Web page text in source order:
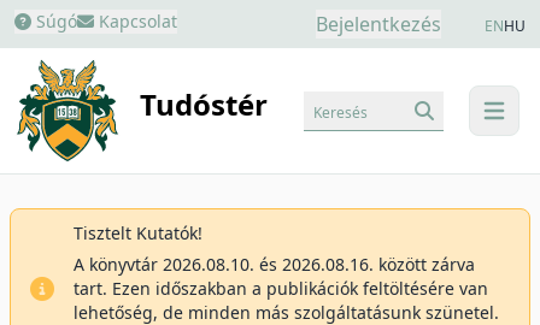
Súgó Kapcsolat Bejelentkezés ENHU
Tudóstér menu
Keresés
Tisztelt Kutatók!
A könyvtár 2026.08.10. és 2026.08.16. között zárva
tart. Ezen időszakban a publikációk feltöltésére van
lehetőség, de minden más szolgáltatásunk szünetel.